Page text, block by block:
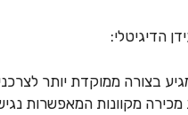
הדיגיטלי:
בצורה ממוקדת יותר
מקוונות המאפשרות